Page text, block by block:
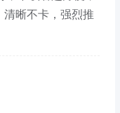
清晰不卡，强烈推